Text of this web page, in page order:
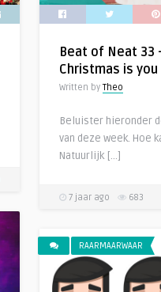
Beat of Neat 33
Christmas is you
Written by Theo
Beluister hieronder
van deze week. Hoe
Natuurlijk […]
7 jaar ago 683
RAARMAARWAAR